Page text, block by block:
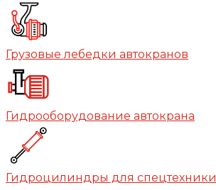
Грузовые лебедки автокранов
Гидрооборудование автокрана
Гидроцилиндры для спецтехники